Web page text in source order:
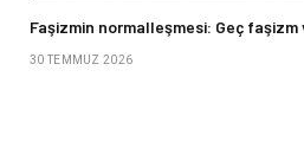
Faşizmin normalleşmesi: Geç
30 TEMMUZ 2026